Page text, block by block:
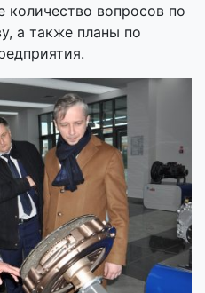
количество вопросов по
а также планы по